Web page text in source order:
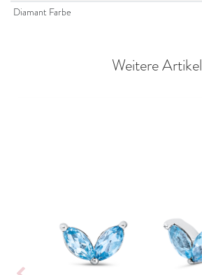
Diamant Farbe
Weitere Artikel